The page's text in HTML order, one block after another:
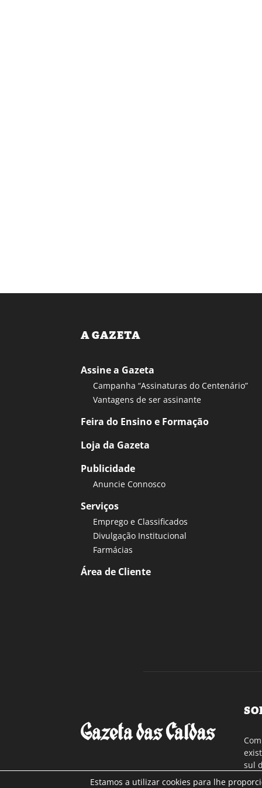
A GAZETA
Assine a Gazeta
Campanha “Assinaturas do Centenário”
Vantagens de ser assinante
Feira do Ensino e Formação
Loja da Gazeta
Publicidade
Anuncie Connosco
Serviços
Emprego e Classificados
Divulgação Institucional
Farmácias
Área de Cliente
sul
a
Estamos a utilizar cookies para lhe